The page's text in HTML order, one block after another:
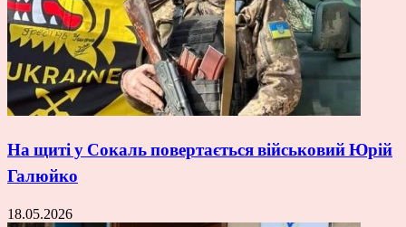
На щиті у Сокаль повертається військовий Юрій
Галюйко
18.05.2026